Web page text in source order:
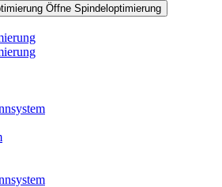
Öffne Spindeloptimierung